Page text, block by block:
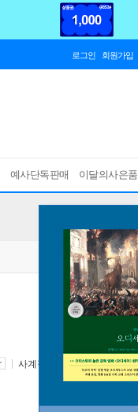
로그인 회원가입
예사단독판매 이달의사은품
사계절 2026년 04월 30일